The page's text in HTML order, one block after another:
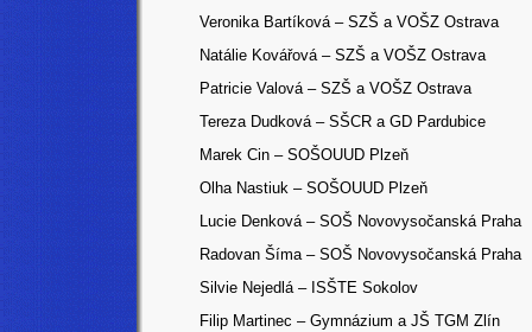
Veronika Bartíková – SZŠ a VOŠZ Ostrava
Natálie Kovářová – SZŠ a VOŠZ Ostrava
Patricie Valová – SZŠ a VOŠZ Ostrava
Tereza Dudková – SŠCR a GD Pardubice
Marek Cin – SOŠOUUD Plzeň
Olha Nastiuk – SOŠOUUD Plzeň
Lucie Denková – SOŠ Novovysočanská Praha
Radovan Šíma – SOŠ Novovysočanská Praha
Silvie Nejedlá – ISŠTE Sokolov
Filip Martinec – Gymnázium a JŠ TGM Zlín